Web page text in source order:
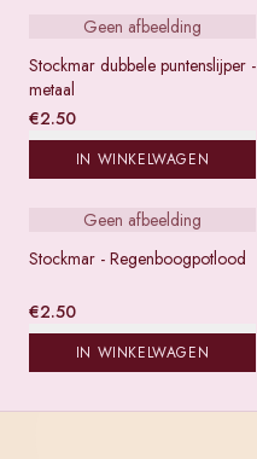
Geen afbeelding
Stockmar dubbele puntenslijper -
metaal
€2.50
IN WINKELWAGEN
Geen afbeelding
Stockmar - Regenboogpotlood
€2.50
IN WINKELWAGEN